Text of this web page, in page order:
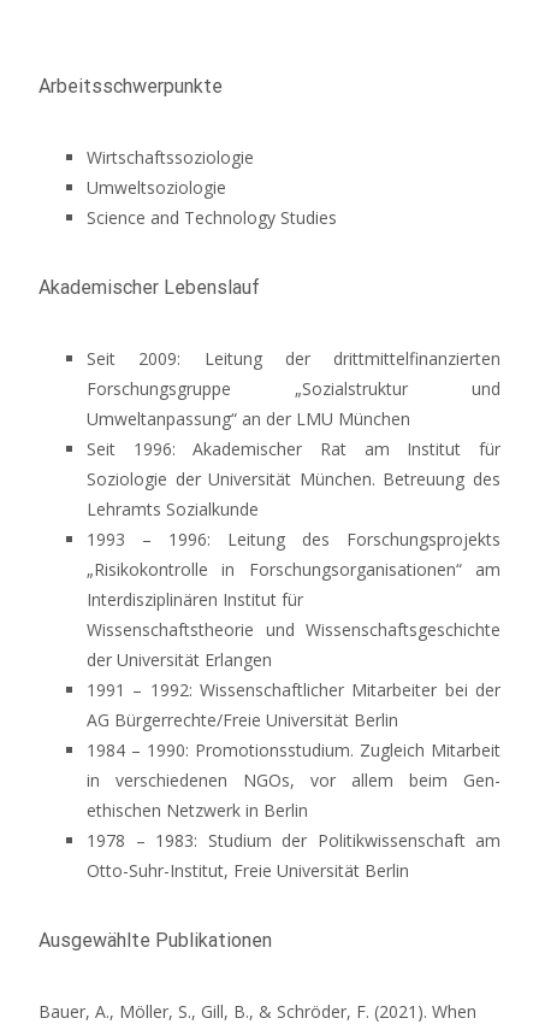
Arbeitsschwerpunkte
Wirtschaftssoziologie
Umweltsoziologie
Science and Technology Studies
Akademischer Lebenslauf
Seit 2009: Leitung der drittmittelfinanzierten
Forschungsgruppe „Sozialstruktur und
Umweltanpassung“ an der LMU München
Seit 1996: Akademischer Rat am Institut für
Soziologie der Universität München. Betreuung des
Lehramts Sozialkunde
1993 – 1996: Leitung des Forschungsprojekts
„Risikokontrolle in Forschungsorganisationen“ am
Interdisziplinären Institut für
Wissenschaftstheorie und Wissenschaftsgeschichte
der Universität Erlangen
1991 – 1992: Wissenschaftlicher Mitarbeiter bei der
AG Bürgerrechte/Freie Universität Berlin
1984 – 1990: Promotionsstudium. Zugleich Mitarbeit
in verschiedenen NGOs, vor allem beim Gen-
ethischen Netzwerk in Berlin
1978 – 1983: Studium der Politikwissenschaft am
Otto-Suhr-Institut, Freie Universität Berlin
Ausgewählte Publikationen
Bauer, A., Möller, S., Gill, B., & Schröder, F. (2021). When